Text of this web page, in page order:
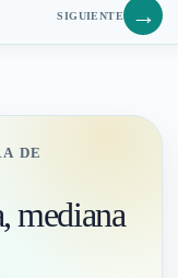
SIGUIENTE →
DE
mediana